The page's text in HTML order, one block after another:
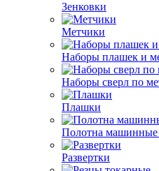
Зенковки
Метчики
Наборы плашек и
Наборы сверл по
Плашки
Полотна
Развертки